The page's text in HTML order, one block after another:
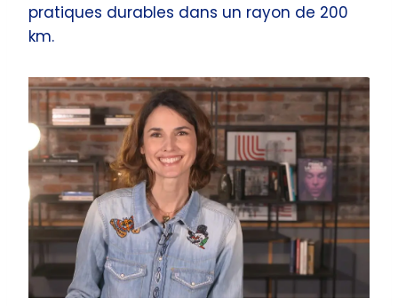
pratiques durables dans un rayon de 200
km.